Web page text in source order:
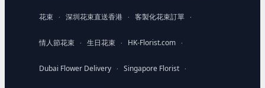
花束 · 深圳花束直送香港 · 客製化花束訂單 ·
情人節花束 · 生日花束 · HK-Florist.com ·
Dubai Flower Delivery · Singapore Florist ·